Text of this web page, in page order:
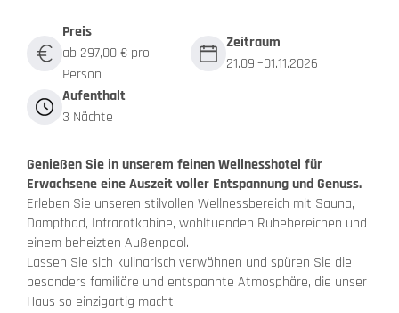
Preis
ab 297,00 € pro
Person
Zeitraum
21.09.–01.11.2026
Aufenthalt
3 Nächte
Genießen Sie in unserem feinen Wellnesshotel für
Erwachsene eine Auszeit voller Entspannung und Genuss.
Erleben Sie unseren stilvollen Wellnessbereich mit Sauna,
Dampfbad, Infrarotkabine, wohltuenden Ruhebereichen und
einem beheizten Außenpool.
Lassen Sie sich kulinarisch verwöhnen und spüren Sie die
besonders familiäre und entspannte Atmosphäre, die unser
Haus so einzigartig macht.